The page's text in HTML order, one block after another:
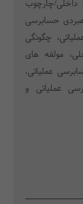
داخلی/چارچوب
حسابرسی
چگونگی
مولفه های
عملیاتی،
عملیاتی و